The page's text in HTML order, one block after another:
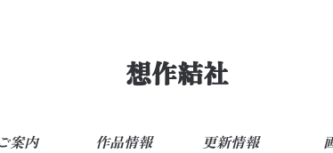
想作結社
ご案内 作品情報 更新情報